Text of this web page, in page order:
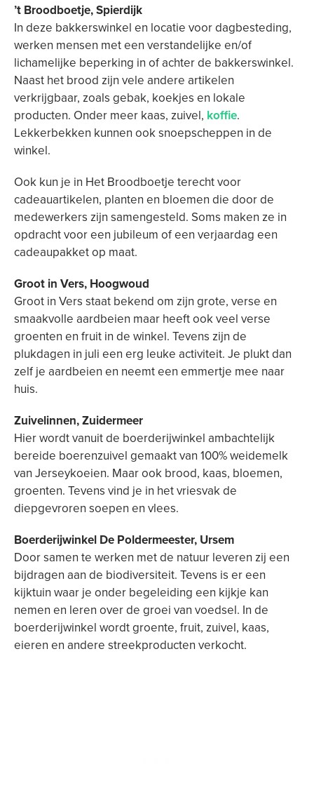
’t Broodboetje, Spierdijk
In deze bakkerswinkel en locatie voor dagbesteding,
werken mensen met een verstandelijke en/of
lichamelijke beperking in of achter de bakkerswinkel.
Naast het brood zijn vele andere artikelen
verkrijgbaar, zoals gebak, koekjes en lokale
producten. Onder meer kaas, zuivel, koffie.
Lekkerbekken kunnen ook snoepscheppen in de
winkel.
Ook kun je in Het Broodboetje terecht voor
cadeauartikelen, planten en bloemen die door de
medewerkers zijn samengesteld. Soms maken ze in
opdracht voor een jubileum of een verjaardag een
cadeaupakket op maat.
Groot in Vers, Hoogwoud
Groot in Vers staat bekend om zijn grote, verse en
smaakvolle aardbeien maar heeft ook veel verse
groenten en fruit in de winkel. Tevens zijn de
plukdagen in juli een erg leuke activiteit. Je plukt dan
zelf je aardbeien en neemt een emmertje mee naar
huis.
Zuivelinnen, Zuidermeer
Hier wordt vanuit de boerderijwinkel ambachtelijk
bereide boerenzuivel gemaakt van 100% weidemelk
van Jerseykoeien. Maar ook brood, kaas, bloemen,
groenten. Tevens vind je in het vriesvak de
diepgevroren soepen en vlees.
Boerderijwinkel De Poldermeester, Ursem
Door samen te werken met de natuur leveren zij een
bijdragen aan de biodiversiteit. Tevens is er een
kijktuin waar je onder begeleiding een kijkje kan
nemen en leren over de groei van voedsel. In de
boerderijwinkel wordt groente, fruit, zuivel, kaas,
eieren en andere streekproducten verkocht.